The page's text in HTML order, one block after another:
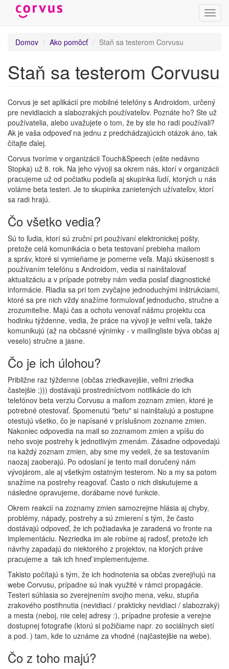
Skočiť
obsah
Domov
Ako pomôcť Staň sa testerom Corvusu
Staň sa testerom Corvusu
Corvus je set aplikácií pre mobilné telefóny s Androidom, určený
pre nevidiacich a slabozrakých používateľov. Poznáte ho? Ste už
používatelia, alebo uvažujete o tom, že by ste ho radi používali?
Ak je vaša odpoveď na jednu z predchádzajúcich otázok áno, tak
čítajte ďalej.
Corvus tvoríme v organizácii Touch&Speech (ešte nedávno
Stopka) už 8. rok. Na jeho vývoji sa okrem nás, ktorí v organizácii
pracujeme už od počiatku podieľa aj skupinka ľudí, ktorých u nás
voláme beta testeri. Je to skupinka zanietených užívateľov, ktorí
sa radi hrajú.
Čo všetko vedia?
Sú to ľudia, ktorí sú zruční pri používaní elektronickej pošty,
pretože celá komunikácia o beta testovaní prebieha mailom
a správ, ktoré si vymieňame je pomerne veľa. Majú skúsenosti s
používaním telefónu s Androidom, vedia si nainštalovať
aktualizáciu a v prípade potreby nám vedia poslať diagnostické
informácie. Riadia sa pri tom zvyčajne jednoduchými inštrukciami,
ktoré sa pre nich vždy snažíme formulovať jednoducho, stručne a
zrozumiteľne. Majú čas a ochotu venovať nášmu projektu cca
hodinku týždenne, vedia, že práce na vývoji je veľmi veľa, takže
komunikujú (až na občasné výnimky - v mailingliste býva občas aj
veselo) stručne a jasne.
Čo je ich úlohou?
Približne raz týždenne (občas zriedkavejšie, veľmi zriedka
častejšie ;))) dostávajú prostredníctvom notifikácie do ich
telefónov beta verziu Corvusu a mailom zoznam zmien, ktoré je
potrebné otestovať. Spomenutú "betu" si nainštalujú a postupne
otestujú všetko, čo je napísané v príslušnom zozname zmien.
Nakoniec odpovedia na mail so zoznamom zmien a vpíšu do
neho svoje postrehy k jednotlivým zmenám. Zásadne odpovedajú
na každý zoznam zmien, aby sme my vedeli, že sa testovaním
naozaj zaoberajú. Po odoslaní je tento mail doručený nám
vývojárom, ale aj všetkým ostatným testerom. No a my sa potom
snažíme na postrehy reagovať. Často o nich diskutujeme a
následne opravujeme, dorábame nové funkcie.
Okrem reakcií na zoznamy zmien samozrejme hlásia aj chyby,
problémy, nápady, postrehy a sú zmierení s tým, že často
dostávajú odpoveď, že ich požiadavka je zaradená vo fronte na
implementáciu. Nezriedka im ale robíme aj radosť, pretože ich
návrhy zapadajú do niektorého z projektov, na ktorých práve
pracujeme a tak ich hneď implementujeme.
Takisto počítajú s tým, že ich hodnotenia sa občas zverejňujú na
webe Corvusu, prípadne sú inak využité v rámci propagácie.
Testeri súhlasia so zverejnením svojho mena, veku, stupňa
zrakového postihnutia (nevidiaci / prakticky nevidiaci / slabozraký)
a mesta (neboj, nie celej adresy :), prípadne profesie a verejne
dostupnej fotografie (ktorú si požičiame napr. zo sociálnych sietí
a pod. ) tam, kde to uznáme za vhodné (najčastejšie na webe).
Čo z toho majú?